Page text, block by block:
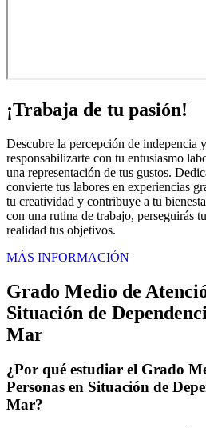
¡Trabaja de tu pasión!
Descubre la percepción de indepencia
responsabilizarte con tu entusiasmo
una representación de tus gustos.
convierte tus labores en experiencias
tu creatividad y contribuye a tu
con una rutina de trabajo, perseguirás
realidad tus objetivos.
MÁS INFORMACIÓN
Grado Medio de
Situación de
Mar
¿Por qué estudiar el Grado
Personas en Situación de
Mar?